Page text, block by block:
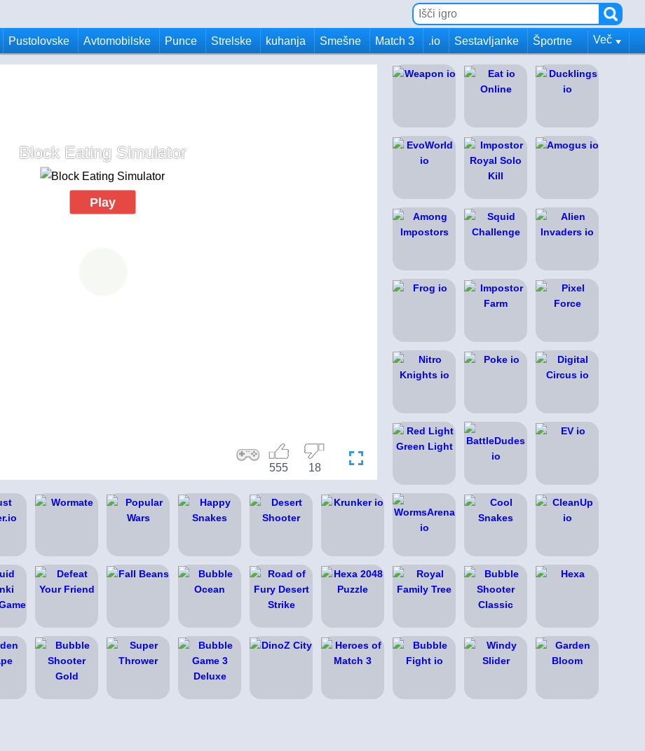
Pustolovske Avtomobilske Punce Strelske kuhanja Smešne Match 3 .io Sestavljanke Športne Več
Block Eating Simulator
Play
18
555